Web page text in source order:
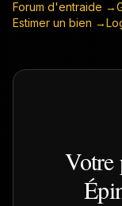
Forum d'entraide →
Estimer un bien →
Votre